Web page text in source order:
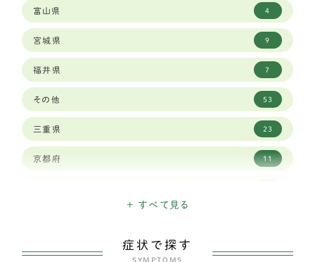
セントバーナード 2
バーニーズマウンテンドッグ 6
ロットワイラー 1
ワイマラナー 3
ゴールデンレトリバー 12
バーニーズマウンテン
富山県 4
宮城県 9
福井県 7
その他 53
三重県 23
京都府 11
+ すべて見る
症状で探す
SYMPTOMS